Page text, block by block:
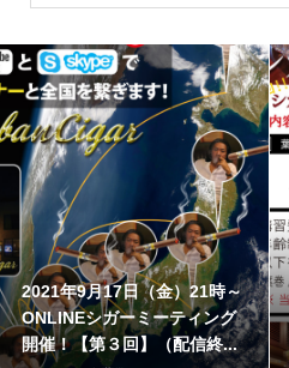
2021年9月17日（金）21時～
ONLINEシガーミーティング
開催！【第３回】（配信終...